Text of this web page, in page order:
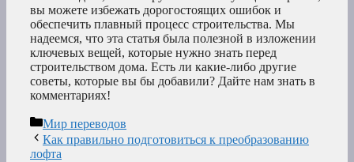
вы можете избежать дорогостоящих ошибок и
обеспечить плавный процесс строительства. Мы
надеемся, что эта статья была полезной в изложении
ключевых вещей, которые нужно знать перед
строительством дома. Есть ли какие-либо другие
советы, которые вы бы добавили? Дайте нам знать в
комментариях!
Рубрики
Мир переводов
Как правильно подготовиться к преобразованию
лофта